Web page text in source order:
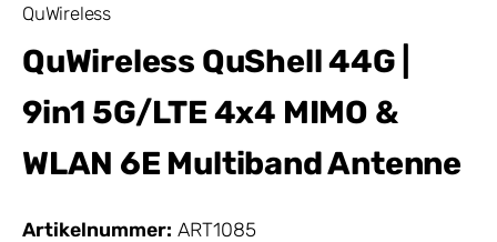
QuWireless
QuWireless QuShell 44G |
9in1 5G/LTE 4x4 MIMO &
WLAN 6E Multiband Antenne
Artikelnummer: ART1085